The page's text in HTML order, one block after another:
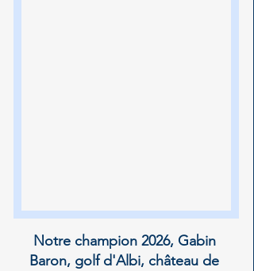
Notre champion 2026, Gabin
Baron, golf d'Albi, château de